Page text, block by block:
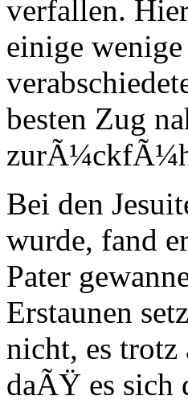
verfallen.
einige
besten Zug
Bei den
wurde, fand
Pater
Erstaunen
nicht, es
daÃŸ es sich